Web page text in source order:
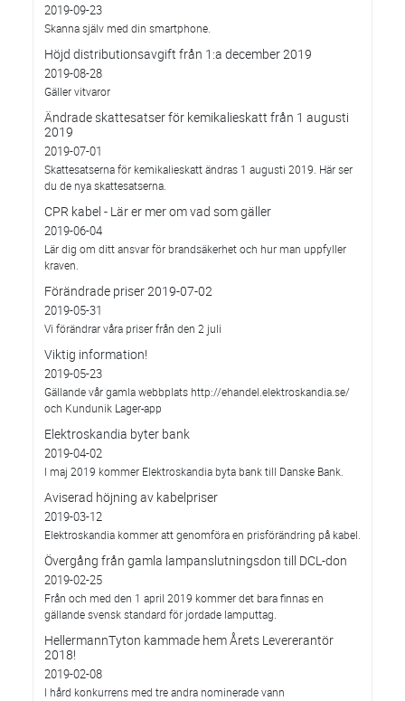
2019-09-23
Skanna själv med din smartphone.
Höjd distributionsavgift från 1:a december 2019
2019-08-28
Gäller vitvaror
Ändrade skattesatser för kemikalieskatt från 1 augusti
2019
2019-07-01
Skattesatserna för kemikalieskatt ändras 1 augusti 2019. Här ser
du de nya skattesatserna.
CPR kabel - Lär er mer om vad som gäller
2019-06-04
Lär dig om ditt ansvar för brandsäkerhet och hur man uppfyller
kraven.
Förändrade priser 2019-07-02
2019-05-31
Vi förändrar våra priser från den 2 juli
Viktig information!
2019-05-23
Gällande vår gamla webbplats http://ehandel.elektroskandia.se/
och Kundunik Lager-app
Elektroskandia byter bank
2019-04-02
I maj 2019 kommer Elektroskandia byta bank till Danske Bank.
Aviserad höjning av kabelpriser
2019-03-12
Elektroskandia kommer att genomföra en prisförändring på kabel.
Övergång från gamla lampanslutningsdon till DCL-don
2019-02-25
Från och med den 1 april 2019 kommer det bara finnas en
gällande svensk standard för jordade lamputtag.
HellermannTyton kammade hem Årets Levererantör
2018!
2019-02-08
I hård konkurrens med tre andra nominerade vann